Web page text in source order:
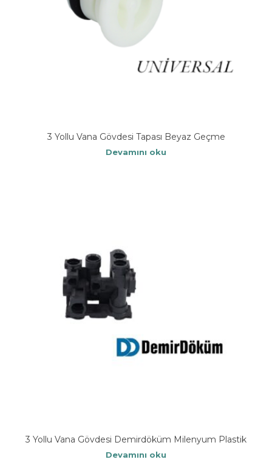
3 Yollu Vana Gövdesi Tapası Beyaz Geçme
Devamını oku
3 Yollu Vana Gövdesi Demirdöküm Milenyum Plastik
Devamını oku